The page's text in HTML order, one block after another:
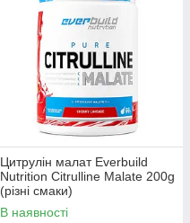
Цитрулін малат Everbuild
Nutrition Citrulline Malate 200g
(різні смаки)
В наявності